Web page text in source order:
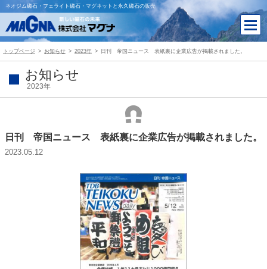
ネオジム磁石・フェライト磁石・マグネットと永久磁石の販売
トップページ お知らせ 2023年 日刊 帝国ニュース 表紙裏に企業広告が掲載されました。
お知らせ
2023年
日刊 帝国ニュース 表紙裏に企業広告が掲載されました。
2023.05.12